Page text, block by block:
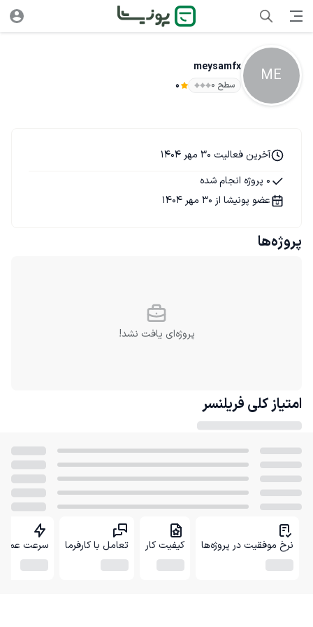
ME
meysamfx
سطح ۰ 0
آخرین فعالیت 30 مهر 1404
0 پروژه انجام شده
عضو پونیشا از 30 مهر 1404
پروژه‌ها
پروژه‌ای یافت نشد!
امتیاز کلی فریلنسر
نرخ موفقیت در پروژه‌ها کیفیت کار تعامل با کارفرما سرعت عمل